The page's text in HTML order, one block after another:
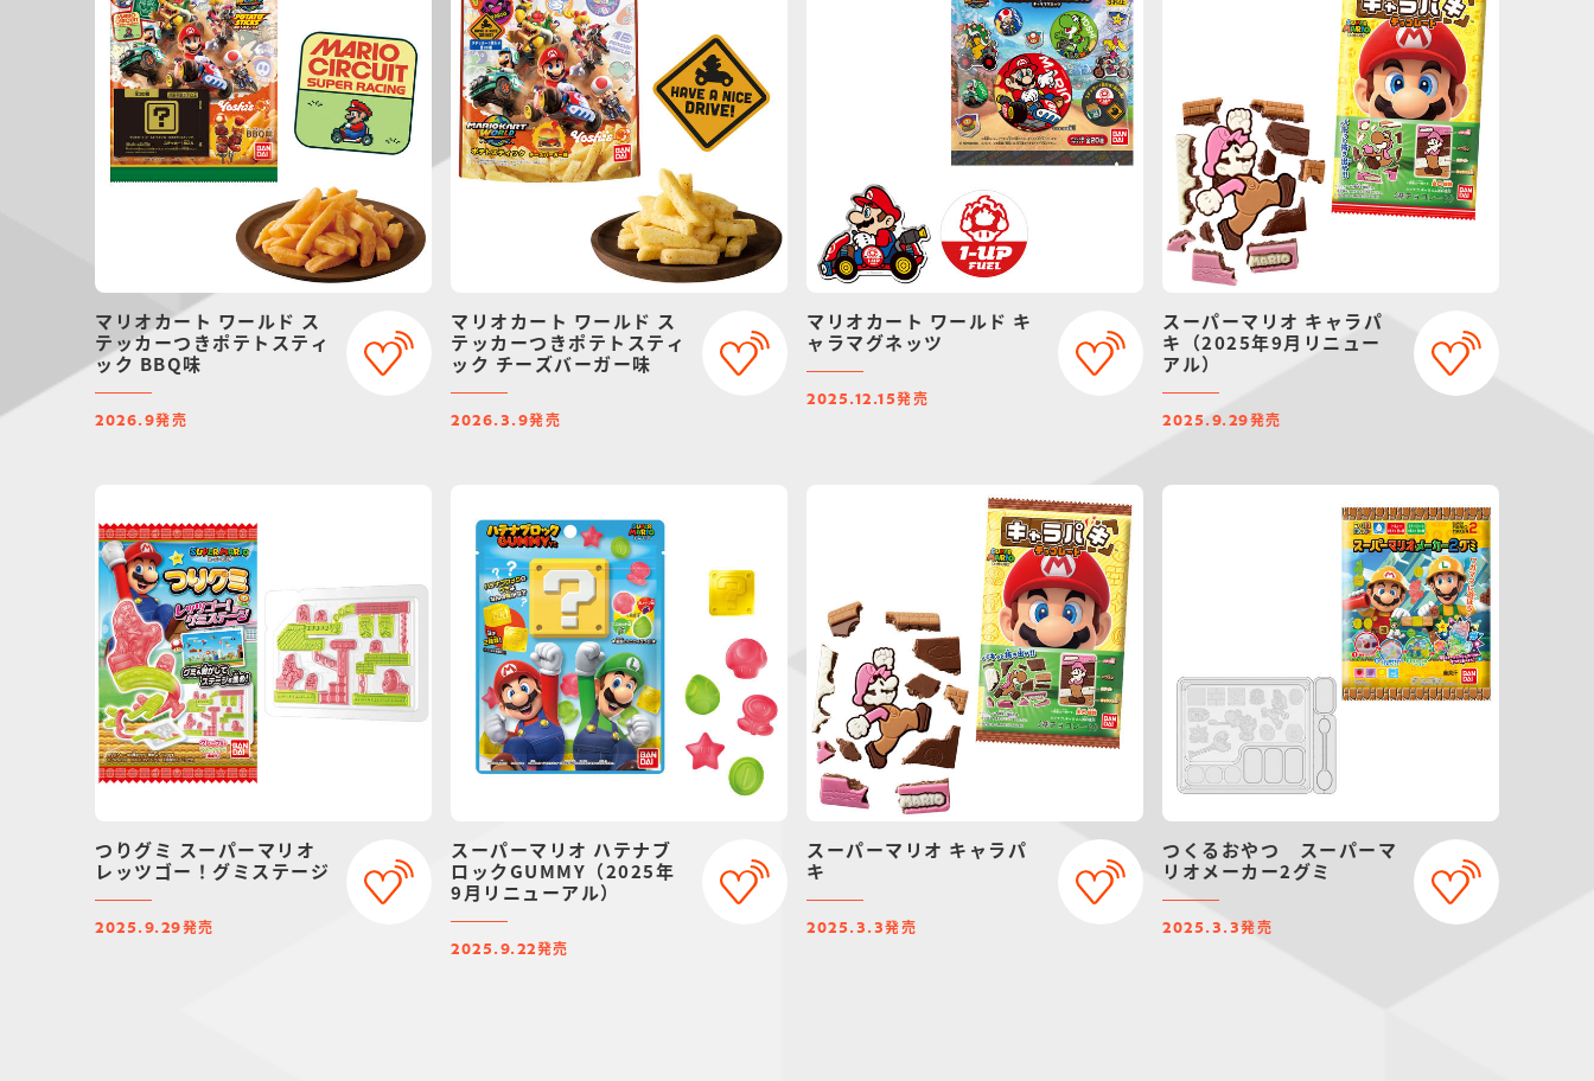
マリオカート ワールド ス
テッカーつきポテトスティ
ック BBQ味
2026.9発売
マリオカート ワールド ス
テッカーつきポテトスティ
ック チーズバーガー味
2026.3.9発売
マリオカート ワールド キ
ャラマグネッツ
2025.12.15発売
スーパーマリオ キャラパ
キ（2025年9月リニュー
アル）
2025.9.29発売
つりグミ スーパーマリオ
レッツゴー！グミステージ
2025.9.29発売
スーパーマリオ ハテナブ
ロックGUMMY（2025年
9月リニューアル）
2025.9.22発売
スーパーマリオ キャラパ
キ
2025.3.3発売
つくるおやつ スーパーマ
リオメーカー2グミ
2025.3.3発売